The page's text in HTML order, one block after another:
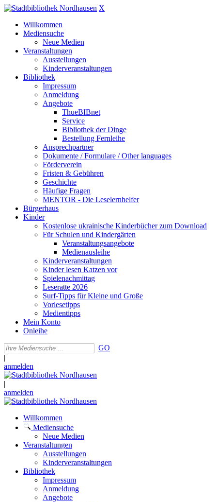
X
Willkommen
Mediensuche
Neue Medien
Veranstaltungen
Ausstellungen
Kinderveranstaltungen
Bibliothek
Impressum
Anmeldung
Angebote
ThueBIBnet
Service
Bibliothek der Dinge
Bestellung Fernleihe
Ansprechpartner
Dokumente / Formulare / Other languages
Förderverein
Fristen & Gebühren
Geschichte
Häufige Fragen
MENTOR - Die Leselernhelfer
Bürgerhaus
Kinder
Kostenlose ukrainische Kinderbücher zum Download
Für Schulen und Kindergärten
Veranstaltungsangebote
Medienausleihe
Kinderveranstaltungen
Kinder lesen Katzen vor
Spielenachmittag
Leseratte 2026
Surf-Tipps für Kleine und Große
Vorlesetipps
Medientipps
Mein Konto
Onleihe
GO
|
anmelden
|
anmelden
Willkommen
Mediensuche
Neue Medien
Veranstaltungen
Ausstellungen
Kinderveranstaltungen
Bibliothek
Impressum
Anmeldung
Angebote